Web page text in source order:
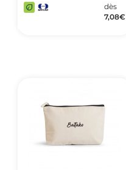
dès
7,08€